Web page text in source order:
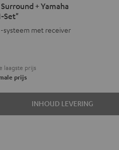
+ Yamaha
Set"
systeem met receiver
laagste prijs
prijs
INHOUD LEVERING